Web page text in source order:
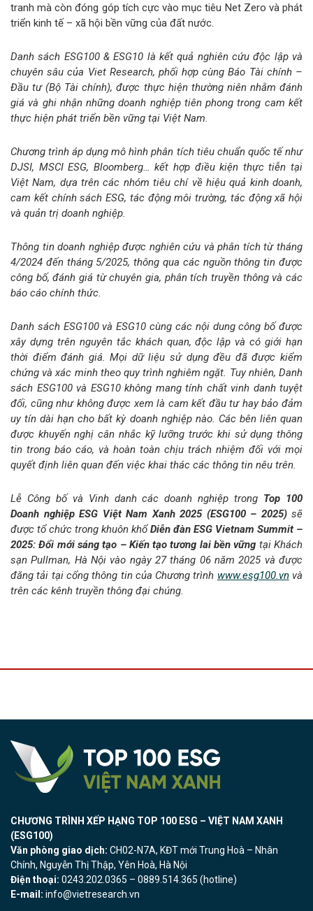
tranh mà còn đóng góp tích cực vào mục tiêu Net Zero và phát
triển kinh tế – xã hội bền vững của đất nước.
Danh sách ESG100 & ESG10 là kết quả nghiên cứu độc lập và
chuyên sâu của Viet Research, phối hợp cùng Báo Tài chính –
Đầu tư (Bộ Tài chính), được thực hiện thường niên nhằm đánh
giá và ghi nhận những doanh nghiệp tiên phong trong cam kết
thực hiện phát triển bền vững tại Việt Nam.
Chương trình áp dụng mô hình phân tích tiêu chuẩn quốc tế như
DJSI, MSCI ESG, Bloomberg… kết hợp điều kiện thực tiễn tại
Việt Nam, dựa trên các nhóm tiêu chí về hiệu quả kinh doanh,
cam kết chính sách ESG, tác động môi trường, tác động xã hội
và quản trị doanh nghiệp.
Thông tin doanh nghiệp được nghiên cứu và phân tích từ tháng
4/2024 đến tháng 5/2025, thông qua các nguồn thông tin được
công bố, đánh giá từ chuyên gia, phân tích truyền thông và các
báo cáo chính thức.
Danh sách ESG100 và ESG10 cùng các nội dung công bố được
xây dựng trên nguyên tắc khách quan, độc lập và có giới hạn
thời điểm đánh giá. Mọi dữ liệu sử dụng đều đã được kiểm
chứng và xác minh theo quy trình nghiêm ngặt. Tuy nhiên, Danh
sách ESG100 và ESG10 không mang tính chất vinh danh tuyệt
đối, cũng như không được xem là cam kết đầu tư hay bảo đảm
uy tín dài hạn cho bất kỳ doanh nghiệp nào. Các bên liên quan
được khuyến nghị cân nhắc kỹ lưỡng trước khi sử dụng thông
tin trong báo cáo, và hoàn toàn chịu trách nhiệm đối với mọi
quyết định liên quan đến việc khai thác các thông tin nêu trên.
Lễ Công bố và Vinh danh các doanh nghiệp trong Top 100
Doanh nghiệp ESG Việt Nam Xanh 2025 (ESG100 – 2025) sẽ
được tổ chức trong khuôn khổDiễn đàn ESG Vietnam Summit –
2025: Đổi mới sáng tạo – Kiến tạo tương lai bền vững tại Khách
sạn Pullman, Hà Nội vào ngày 27 tháng 06 năm 2025 và được
đăng tải tại cổng thông tin của Chương trình www.esg100.vnvà
trên các kênh truyền thông đại chúng.
CHƯƠNG TRÌNH XẾP HẠNG TOP 100 ESG – VIỆT NAM XANH
(ESG100)
Văn phòng giao dịch: CH02-N7A, KĐT mới Trung Hoà – Nhân
Chính, Nguyễn Thị Thập, Yên Hoà, Hà Nội
Điện thoại: 0243.202.0365 – 0889.514.365 (hotline)
E-mail: info@vietresearch.vn